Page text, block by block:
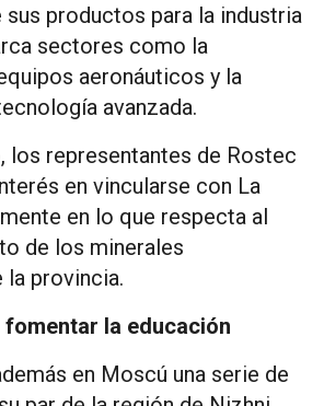
sus productos para la industria
sectores como la
aeronáuticos y la
avanzada.
los representantes de Rostec
en vincularse con La
en lo que respecta al
de los minerales
provincia.
la educación
en Moscú una serie de